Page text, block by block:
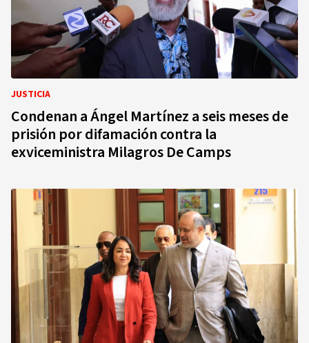
JUSTICIA
Condenan a Ángel Martínez a seis meses de
prisión por difamación contra la
exviceministra Milagros De Camps